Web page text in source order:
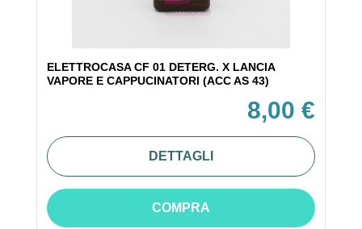
ELETTROCASA CF 01 DETERG. X LANCIA
VAPORE E CAPPUCINATORI (ACC AS 43)
8,00 €
DETTAGLI
COMPRA